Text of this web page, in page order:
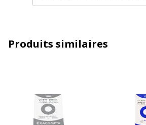
Caractéristiques générales
Caractéristiques générales
Produits similaires